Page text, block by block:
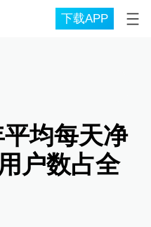
下载APP
均每天净
户数占全